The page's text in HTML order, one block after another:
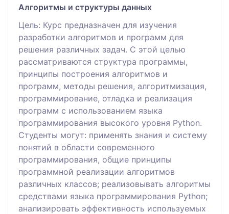
Алгоритмы и структуры данных
Цель: Курс предназначен для изучения
разработки алгоритмов и программ для
решения различных задач. С этой целью
рассматриваются структура программы,
принципы построения алгоритмов и
программ, методы решения, алгоритмизация,
программирование, отладка и реализация
программ с использованием языка
программирования высокого уровня Python.
Студенты могут: применять знания и систему
понятий в области современного
программирования, общие принципы
программной реализации алгоритмов
различных классов; реализовывать алгоритмы
средствами языка программирования Python;
анализировать эффективность используемых